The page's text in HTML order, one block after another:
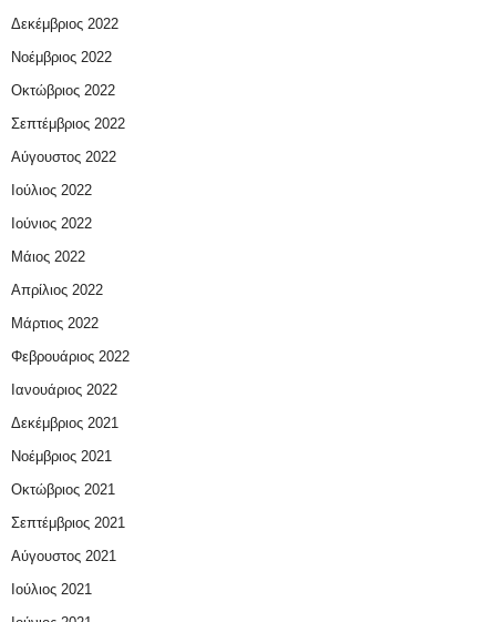
Δεκέμβριος 2022
Νοέμβριος 2022
Οκτώβριος 2022
Σεπτέμβριος 2022
Αύγουστος 2022
Ιούλιος 2022
Ιούνιος 2022
Μάιος 2022
Απρίλιος 2022
Μάρτιος 2022
Φεβρουάριος 2022
Ιανουάριος 2022
Δεκέμβριος 2021
Νοέμβριος 2021
Οκτώβριος 2021
Σεπτέμβριος 2021
Αύγουστος 2021
Ιούλιος 2021